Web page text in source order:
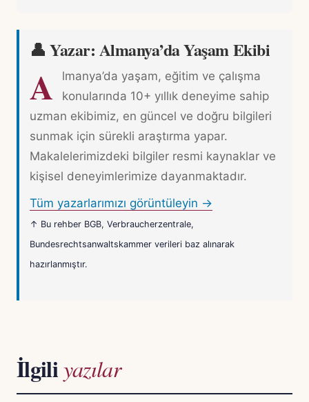
👤 Yazar: Almanya’da Yaşam Ekibi
A
lmanya’da yaşam, eğitim ve çalışma
konularında 10+ yıllık deneyime sahip
uzman ekibimiz, en güncel ve doğru bilgileri
sunmak için sürekli araştırma yapar.
Makalelerimizdeki bilgiler resmi kaynaklar ve
kişisel deneyimlerimize dayanmaktadır.
Tüm yazarlarımızı görüntüleyin →
↑ Bu rehber BGB, Verbraucherzentrale,
Bundesrechtsanwaltskammer verileri baz alınarak
hazırlanmıştır.
İlgiliyazılar